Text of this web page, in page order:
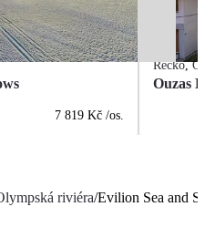
7 819 Kč /os.
Řecko,
Ouzas
riviéra/Evilion Sea and